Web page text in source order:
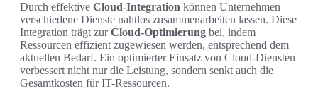
Durch effektive Cloud-Integration können Unternehmen
verschiedene Dienste nahtlos zusammenarbeiten lassen. Diese
Integration trägt zurCloud-Optimierung bei, indem
Ressourcen effizient zugewiesen werden, entsprechend dem
aktuellen Bedarf. Ein optimierter Einsatz von Cloud-Diensten
verbessert nicht nur die Leistung, sondern senkt auch die
Gesamtkosten für IT-Ressourcen.